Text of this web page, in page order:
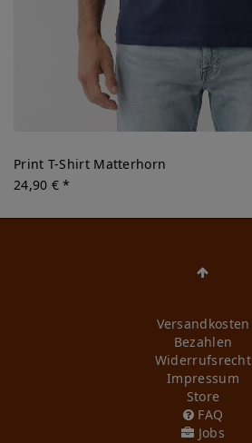
Print T-Shirt Matterhorn
24,90 € *
Versandkosten
Bezahlen
Widerrufs­recht
Impressum
Store
FAQ
Jobs